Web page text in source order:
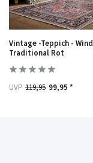
Vintage -Teppich -
Traditional Rot
UVP 119,95 99,95 *